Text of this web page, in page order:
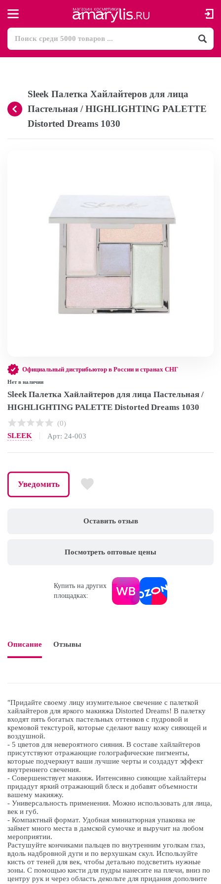
Sleek Палетка Хайлайтеров для лица
Пастельная / HIGHLIGHTING PALETTE
Distorted Dreams 1030
Оставить отзыв
Посмотреть оптовые цены
Купить на других
площадках:
Официальный дистрибьютор в России и странах СНГ
Нет в наличии
Sleek Палетка Хайлайтеров для лица Пастельная /
HIGHLIGHTING PALETTE Distorted Dreams 1030
(0)
SLEEK
Арт: 24-003
Уведомить
Описание Отзывы
"Придайте своему лицу изумительное свечение с палеткой
хайлайтеров для яркого макияжа Distorted Dreams! В палетку
входят пять богатых пастельных оттенков с пудровой и
кремовой текстурой, которые сделают вашу кожу сияющей и
воздушной.
- 5 цветов для невероятного сияния. В составе хайлайтеров
присутствуют отражающие голографические пигменты,
которые подчеркнут ваши лучшие черты и создадут эффект
внутреннего свечения.
- Совершенствует макияж. Интенсивно сияющие хайлайтеры
придадут яркий отражающий блеск и добавят объемности
вашему макияжу.
- Универсальность применения. Можно использовать для лица,
век и губ.
- Компактный формат. Удобная миниатюрная упаковка не
займет много места в дамской сумочке и выручит на любом
мероприятии.
Растушуйте кончиками пальцев по внутренним уголкам глаз,
вдоль надбровной дуги и по верхушкам скул. Используйте
кисть от теней для век, чтобы детально подсветить нужные
зоны. С помощью кисти для пудры нанесите на плечи, вниз по
центру рук и через область декольте для придания дополните